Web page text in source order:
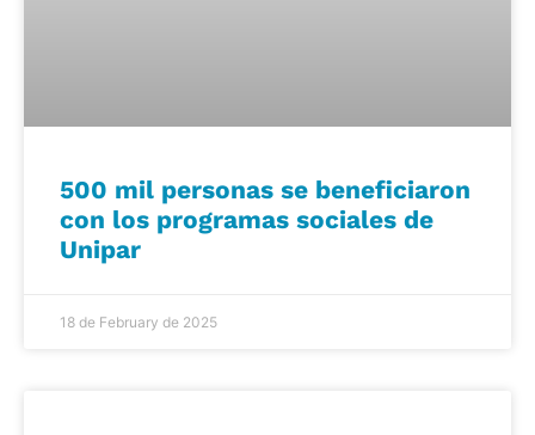
500 mil personas se beneficiaron
con los programas sociales de
Unipar
18 de February de 2025